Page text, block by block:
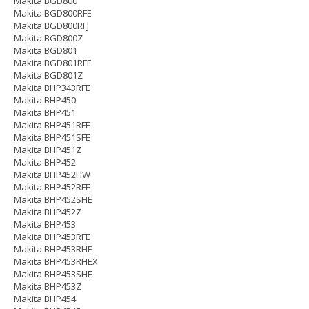
Makita BGD800RFE
Makita BGD800RFJ
Makita BGD800Z
Makita BGD801
Makita BGD801RFE
Makita BGD801Z
Makita BHP343RFE
Makita BHP450
Makita BHP451
Makita BHP451RFE
Makita BHP451SFE
Makita BHP451Z
Makita BHP452
Makita BHP452HW
Makita BHP452RFE
Makita BHP452SHE
Makita BHP452Z
Makita BHP453
Makita BHP453RFE
Makita BHP453RHE
Makita BHP453RHEX
Makita BHP453SHE
Makita BHP453Z
Makita BHP454